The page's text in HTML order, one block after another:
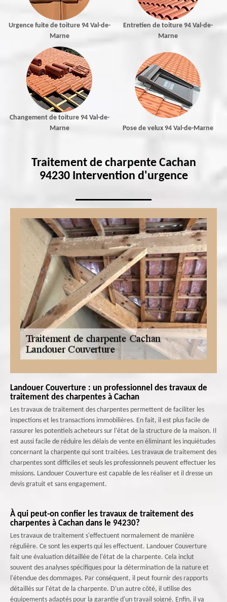
Urgence fuite de toiture 94 Val-de-
Marne
Entretien de toiture 94 Val-de-
Marne
Changement de toiture 94 Val-de-
Marne
Pose de velux 94 Val-de-Marne
Traitement de charpente Cachan
94230 Intervention d'urgence
Landouer Couverture : un professionnel des travaux de
traitement des charpentes à Cachan
Les travaux de traitement des charpentes permettent de faciliter les
inspections et les transactions immobilières. En fait, il est plus facile de
rassurer les potentiels acheteurs sur l'état de la structure de la maison. Il
est aussi facile de réduire les délais de vente en éliminant les inquiétudes
concernant la charpente qui sont traitées. Les travaux de traitement des
charpentes sont difficiles et seuls les professionnels peuvent effectuer les
missions. Landouer Couverture est capable de les réaliser et il dresse un
devis gratuit et sans engagement.
À qui peut-on confier les travaux de traitement des
charpentes à Cachan dans le 94230?
Les travaux de traitement s'effectuent normalement de manière
régulière. Ce sont les experts qui les effectuent. Landouer Couverture
fait une évaluation détaillée de l'état de la charpente. Cela inclut
souvent des analyses spécifiques pour la détermination de la nature et
l'étendue des dommages. Par conséquent, il peut fournir des rapports
détaillés sur l'état de la charpente. D'un autre côté, il utilise des
équipements adaptés pour la garantie d'un travail soigné. Enfin, il va